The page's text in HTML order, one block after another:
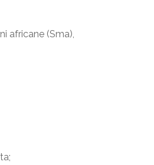
africane (Sma),